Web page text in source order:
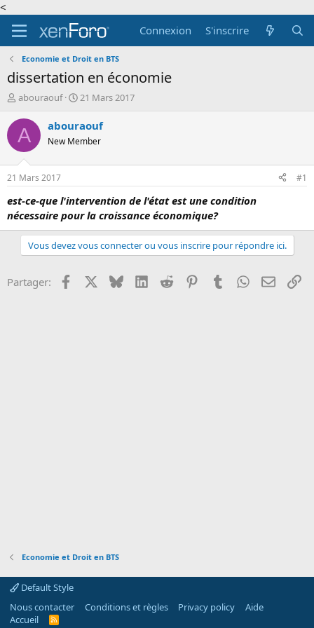
<
Connexion
S'inscrire
Economie et Droit en BTS
dissertation en économie
A
t
e
r
d
e
l
a
d
s
abouraouf
D
t
d
é
b
t
21 Mars 2017
A abouraouf
New Member
21 Mars 2017 #1
est-ce-que l'intervention de l'état est une condition
nécessaire pour la croissance économique?
Vous devez vous connecter ou vous inscrire pour répondre ici.
Partager: Facebook BlueskyLinkedInReddit PinterestTumblrWhatsApp
Email
Economie et Droit en BTS
Default Style
Nous contacter
Conditions et règles Privacy policy
Aide
Accueil
R